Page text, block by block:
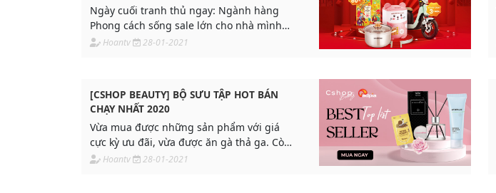
Ngày cuối tranh thủ ngay: Ngành hàng
Phong cách sống sale lớn cho nhà mình
tân trang đón xuân về:
Hoantv 28-01-2021
[CSHOP BEAUTY] BỘ SƯU TẬP HOT BÁN
CHẠY NHẤT 2020
Vừa mua được những sản phẩm với giá
cực kỳ ưu đãi, vừa được ăn gà thả ga. Còn
chần chờ gì nữa mà không quẹo lựa ngay
Hoantv 28-01-2021